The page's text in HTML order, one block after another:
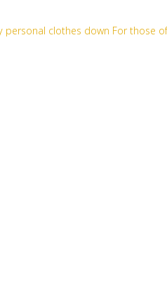
personal clothes down For those